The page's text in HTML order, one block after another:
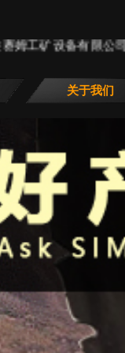
关于我们
姆工矿设备有限公司